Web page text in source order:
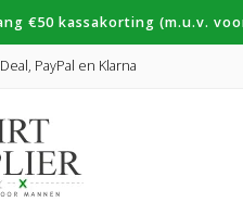
€50 kassakorting (m.u.v.
PayPal en Klarna